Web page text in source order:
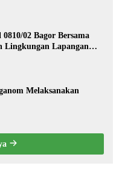
02 Bagor Bersama
Lingkungan Lapangan
Melaksanakan